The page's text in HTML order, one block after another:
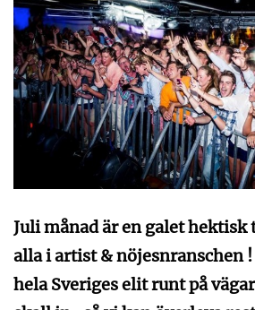
Juli månad är en galet
alla i artist & nöjesnranschen
hela Sveriges elit runt på